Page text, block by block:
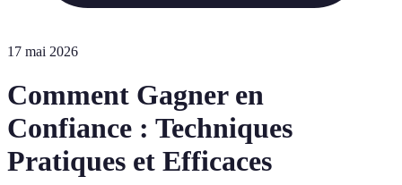
17 mai 2026
Comment Gagner en
Confiance : Techniques
Pratiques et Efficaces